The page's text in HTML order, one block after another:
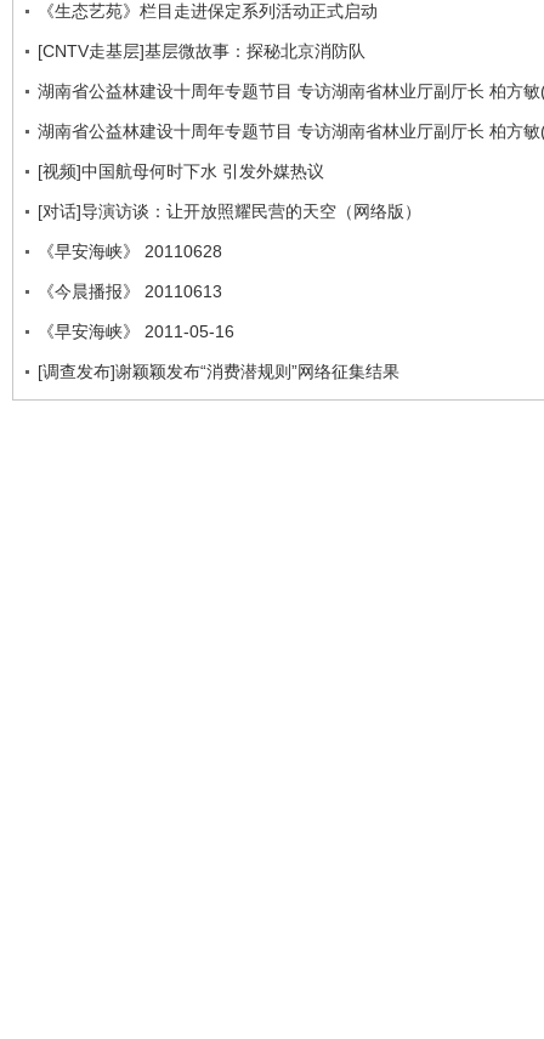
《生态艺苑》栏目走进保定系列活动正式启动
[CNTV走基层]基层微故事：探秘北京消防队
湖南省公益林建设十周年专题节目 专访湖南省林业厅副厅长 柏方
湖南省公益林建设十周年专题节目 专访湖南省林业厅副厅长 柏方
[视频]中国航母何时下水 引发外媒热议
[对话]导演访谈：让开放照耀民营的天空（网络版）
《早安海峡》 20110628
《今晨播报》 20110613
《早安海峡》 2011-05-16
[调查发布]谢颖颖发布“消费潜规则”网络征集结果